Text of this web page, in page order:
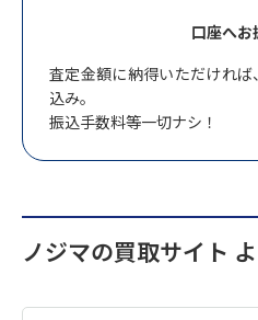
口座へお
査定金額に納得いただけれ
込み。
振込手数料等一切ナシ！
ノジマの買取サイト